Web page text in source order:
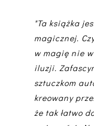
"Ta książka
magicznej.
w magię nie
iluzji.
sztuczkom
kreowany
że tak łatwo